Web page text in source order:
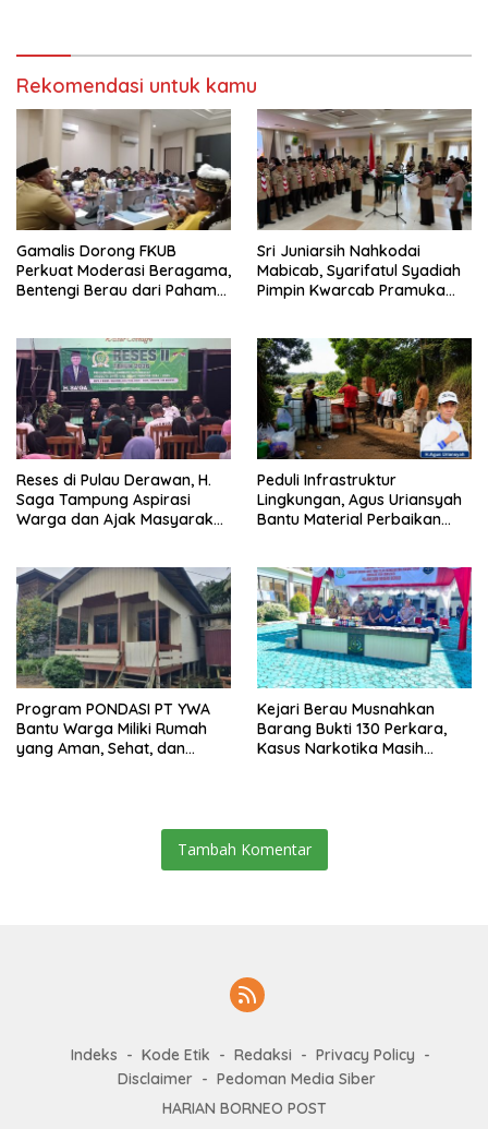
Rekomendasi untuk kamu
Gamalis Dorong FKUB
Perkuat Moderasi Beragama,
Bentengi Berau dari Paham
Sri Juniarsih Nahkodai
Mabicab, Syarifatul Syadiah
Pimpin Kwarcab Pramuka
Reses di Pulau Derawan, H.
Saga Tampung Aspirasi
Warga dan Ajak Masyarakat
Peduli Infrastruktur
Lingkungan, Agus Uriansyah
Bantu Material Perbaikan
Program PONDASI PT YWA
Bantu Warga Miliki Rumah
yang Aman, Sehat, dan
Kejari Berau Musnahkan
Barang Bukti 130 Perkara,
Kasus Narkotika Masih
Tambah Komentar
Indeks Kode Etik Redaksi
Privacy Policy
Disclaimer
Pedoman Media Siber
HARIAN BORNEO POST